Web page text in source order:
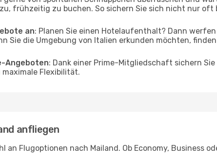
frühzeitig zu buchen. So sichern Sie sich nicht nur oft
an: Planen Sie einen Hotelaufenthalt? Dann
Sie die Umgebung von Italien erkunden möchten,
Angeboten: Dank einer Prime-Mitgliedschaft sichern
Flexibilität.
anfliegen
Flugoptionen nach Mailand. Ob Economy, Business